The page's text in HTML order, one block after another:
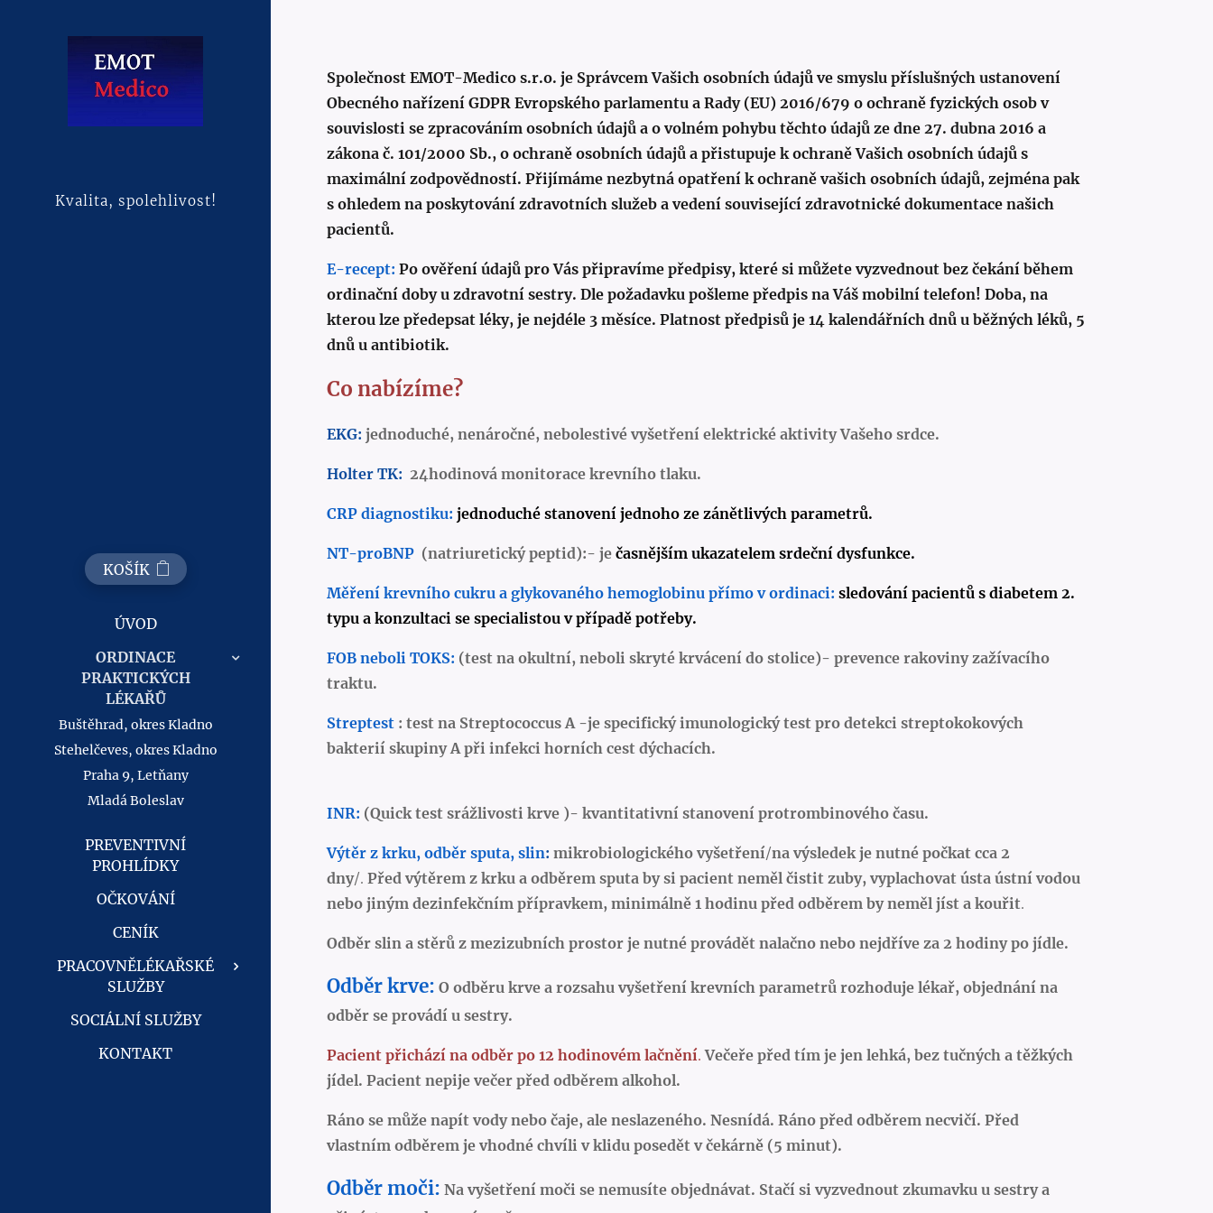
Kvalita, spolehlivost!
KOŠÍK
ÚVOD
ORDINACE
PRAKTICKÝCH
LÉKAŘŮ
Buštěhrad, okres Kladno
Stehelčeves, okres Kladno
Praha 9, Letňany
Mladá Boleslav
PREVENTIVNÍ
PROHLÍDKY
OČKOVÁNÍ
CENÍK
PRACOVNĚLÉKAŘSKÉ
SLUŽBY
SOCIÁLNÍ SLUŽBY
KONTAKT
Společnost EMOT-Medico s.r.o. je Správcem Vašich osobních údajů ve smyslu příslušných ustanovení
Obecného nařízení GDPR Evropského parlamentu a Rady (EU) 2016/679 o ochraně fyzických osob v
souvislosti se zpracováním osobních údajů a o volném pohybu těchto údajů ze dne 27. dubna 2016 a
zákona č. 101/2000 Sb., o ochraně osobních údajů a přistupuje k ochraně Vašich osobních údajů s
maximální zodpovědností. Přijímáme nezbytná opatření k ochraně vašich osobních údajů, zejména pak
s ohledem na poskytování zdravotních služeb a vedení související zdravotnické dokumentace našich
pacientů.
E-recept: Po ověření údajů pro Vás připravíme předpisy, které si můžete vyzvednout bez čekání během
ordinační doby u zdravotní sestry. Dle požadavku pošleme předpis na Váš mobilní telefon! Doba, na
kterou lze předepsat léky, je nejdéle 3 měsíce. Platnost předpisů je 14 kalendářních dnů u běžných léků, 5
dnů u antibiotik.
Co nabízíme?
EKG: jednoduché, nenáročné, nebolestivé vyšetření elektrické aktivity Vašeho srdce.
Holter TK: 24hodinová monitorace krevního tlaku.
CRP diagnostiku: jednoduché stanovení jednoho ze zánětlivých parametrů.
NT-proBNP (natriuretický peptid):- je časnějším ukazatelem srdeční dysfunkce.
Měření krevního cukru a glykovaného hemoglobinu přímo v ordinaci: sledování pacientů s diabetem 2.
typu a konzultaci se specialistou v případě potřeby.
FOB neboli TOKS: (test na okultní, neboli skryté krvácení do stolice)- prevence rakoviny zažívacího
traktu.
Streptest : test na Streptococcus A -je specifický imunologický test pro detekci streptokokových
bakterií skupiny A při infekci horních cest dýchacích.
INR: (Quick test srážlivosti krve )- kvantitativní stanovení protrombinového času.
Výtěr z krku, odběr sputa, slin: mikrobiologického vyšetření/na výsledek je nutné počkat cca 2
dny/. Před výtěrem z krku a odběrem sputa by si pacient neměl čistit zuby, vyplachovat ústa ústní vodou
nebo jiným dezinfekčním přípravkem, minimálně 1 hodinu před odběrem by neměl jíst a kouřit.
Odběr slin a stěrů z mezizubních prostor je nutné provádět nalačno nebo nejdříve za 2 hodiny po jídle.
Odběr krve: O odběru krve a rozsahu vyšetření krevních parametrů rozhoduje lékař, objednání na
odběr se provádí u sestry.
Pacient přichází na odběr po 12 hodinovém lačnění. Večeře před tím je jen lehká, bez tučných a těžkých
jídel. Pacient nepije večer před odběrem alkohol.
Ráno se může napít vody nebo čaje, ale neslazeného. Nesnídá. Ráno před odběrem necvičí. Před
vlastním odběrem je vhodné chvíli v klidu posedět v čekárně (5 minut).
Odběr moči: Na vyšetření moči se nemusíte objednávat. Stačí si vyzvednout zkumavku u sestry a